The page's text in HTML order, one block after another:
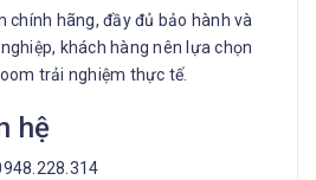
chính hãng, đầy đủ bảo hành và
khách hàng nên lựa chọn
trải nghiệm thực tế.
hệ